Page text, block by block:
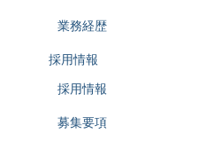
業務経歴
採用情報
採用情報
募集要項